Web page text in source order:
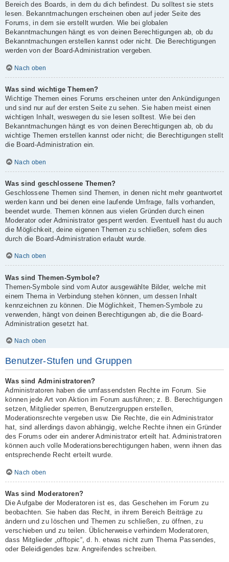
Bereich des Boards, in dem du dich befindest. Du solltest sie stets
lesen. Bekanntmachungen erscheinen oben auf jeder Seite des
Forums, in dem sie erstellt wurden. Wie bei globalen
Bekanntmachungen hängt es von deinen Berechtigungen ab, ob du
Bekanntmachungen erstellen kannst oder nicht. Die Berechtigungen
werden von der Board-Administration vergeben.
Nach oben
Was sind wichtige Themen?
Wichtige Themen eines Forums erscheinen unter den Ankündigungen
und sind nur auf der ersten Seite zu sehen. Sie haben meist einen
wichtigen Inhalt, weswegen du sie lesen solltest. Wie bei den
Bekanntmachungen hängt es von deinen Berechtigungen ab, ob du
wichtige Themen erstellen kannst oder nicht; die Berechtigungen stellt
die Board-Administration ein.
Nach oben
Was sind geschlossene Themen?
Geschlossene Themen sind Themen, in denen nicht mehr geantwortet
werden kann und bei denen eine laufende Umfrage, falls vorhanden,
beendet wurde. Themen können aus vielen Gründen durch einen
Moderator oder Administrator gesperrt werden. Eventuell hast du auch
die Möglichkeit, deine eigenen Themen zu schließen, sofern dies
durch die Board-Administration erlaubt wurde.
Nach oben
Was sind Themen-Symbole?
Themen-Symbole sind vom Autor ausgewählte Bilder, welche mit
einem Thema in Verbindung stehen können, um dessen Inhalt
kennzeichnen zu können. Die Möglichkeit, Themen-Symbole zu
verwenden, hängt von deinen Berechtigungen ab, die die Board-
Administration gesetzt hat.
Nach oben
Benutzer-Stufen und Gruppen
Was sind Administratoren?
Administratoren haben die umfassendsten Rechte im Forum. Sie
können jede Art von Aktion im Forum ausführen; z. B. Berechtigungen
setzen, Mitglieder sperren, Benutzergruppen erstellen,
Moderationsrechte vergeben usw. Die Rechte, die ein Administrator
hat, sind allerdings davon abhängig, welche Rechte ihnen ein Gründer
des Forums oder ein anderer Administrator erteilt hat. Administratoren
können auch volle Moderationsberechtigungen haben, wenn ihnen das
entsprechende Recht erteilt wurde.
Nach oben
Was sind Moderatoren?
Die Aufgabe der Moderatoren ist es, das Geschehen im Forum zu
beobachten. Sie haben das Recht, in ihrem Bereich Beiträge zu
ändern und zu löschen und Themen zu schließen, zu öffnen, zu
verschieben und zu teilen. Üblicherweise verhindern Moderatoren,
dass Mitglieder „offtopic“, d. h. etwas nicht zum Thema Passendes,
oder Beleidigendes bzw. Angreifendes schreiben.